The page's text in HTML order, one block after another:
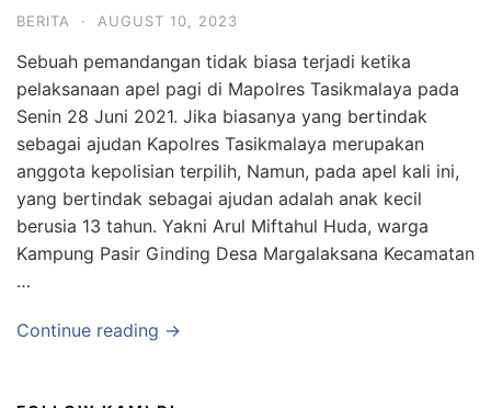
BERITA · AUGUST 10, 2023
Sebuah pemandangan tidak biasa terjadi ketika
pelaksanaan apel pagi di Mapolres Tasikmalaya pada
Senin 28 Juni 2021. Jika biasanya yang bertindak
sebagai ajudan Kapolres Tasikmalaya merupakan
anggota kepolisian terpilih, Namun, pada apel kali ini,
yang bertindak sebagai ajudan adalah anak kecil
berusia 13 tahun. Yakni Arul Miftahul Huda, warga
Kampung Pasir Ginding Desa Margalaksana Kecamatan
…
Continue reading →